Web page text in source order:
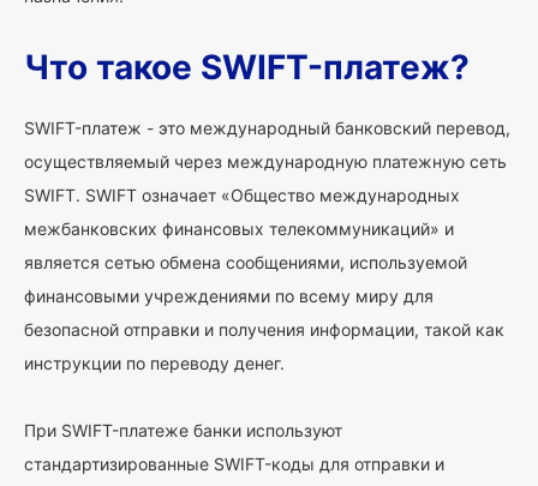
Что такое SWIFT-платеж?
SWIFT-платеж - это международный банковский перевод,
осуществляемый через международную платежную сеть
SWIFT. SWIFT означает «Общество международных
межбанковских финансовых телекоммуникаций» и
является сетью обмена сообщениями, используемой
финансовыми учреждениями по всему миру для
безопасной отправки и получения информации, такой как
инструкции по переводу денег.
При SWIFT-платеже банки используют
стандартизированные SWIFT-коды для отправки и